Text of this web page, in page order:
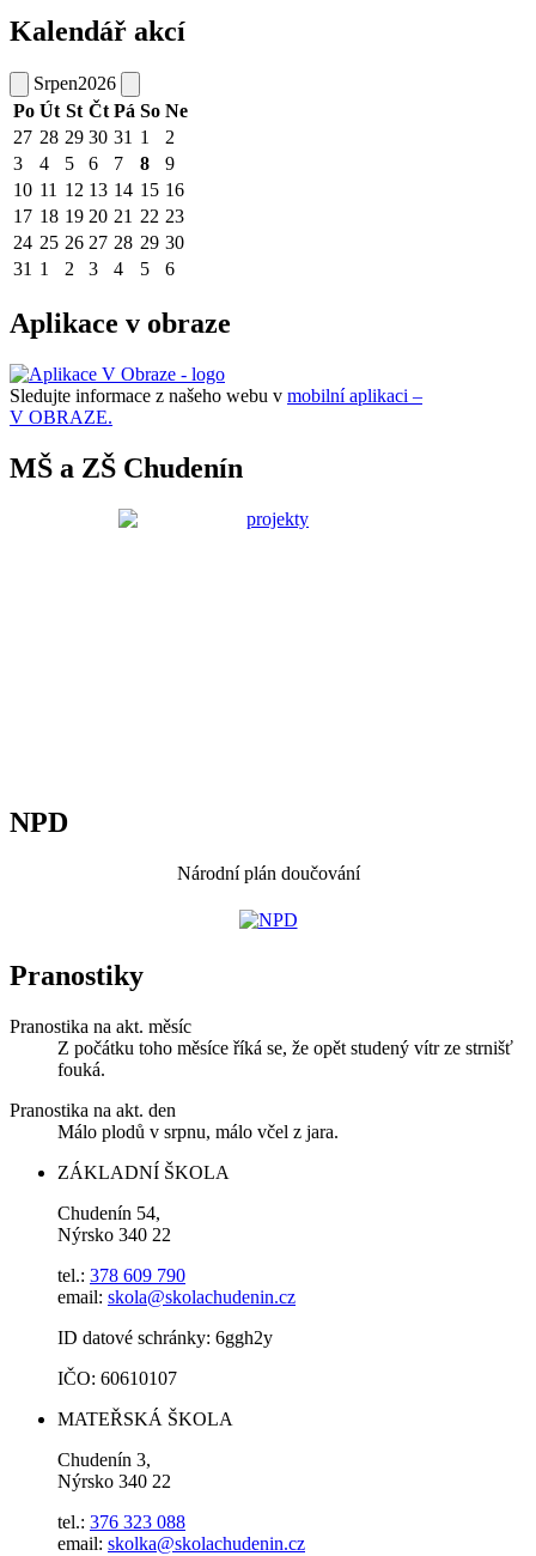
Kalendář akcí
Srpen2026
Po Út St Čt Pá So Ne
27 28 29 30 31 1
2
3
4 5 6 7 8
9
10 11 12 13 14 15 16
17 18 19 20 21 22 23
24 25 26 27 28 29 30
31 1 2 3 4 5 6
Aplikace v obraze
Sledujte informace z našeho webu v mobilní aplikaci –
V OBRAZE.
MŠ a ZŠ Chudenín
NPD
Národní plán doučování
Pranostiky
Pranostika na akt. měsíc
Z počátku toho měsíce říká se, že opět studený vítr ze strnišť
fouká.
Pranostika na akt. den
Málo plodů v srpnu, málo včel z jara.
ZÁKLADNÍ ŠKOLA
Chudenín 54,
Nýrsko 340 22
tel.: 378 609 790
email: skola@skolachudenin.cz
ID datové schránky: 6ggh2y
IČO: 60610107
MATEŘSKÁ ŠKOLA
Chudenín 3,
Nýrsko 340 22
tel.: 376 323 088
email: skolka@skolachudenin.cz